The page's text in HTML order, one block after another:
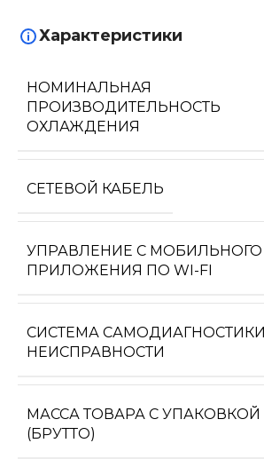
Характеристики
НОМИНАЛЬНАЯ
ПРОИЗВОДИТЕЛЬНОСТЬ
ОХЛАЖДЕНИЯ
СЕТЕВОЙ КАБЕЛЬ
УПРАВЛЕНИЕ C МОБИЛЬНОГО
ПРИЛОЖЕНИЯ ПО WI-FI
СИСТЕМА САМОДИАГНОСТИКИ
НЕИСПРАВНОСТИ
МАССА ТОВАРА С УПАКОВКОЙ
(БРУТТО)